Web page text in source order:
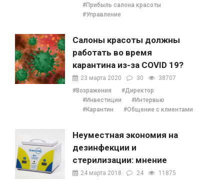
#Прибыль салона красоты
#Управление
Салоны красоты должны
работать во время
карантина из-за COVID 19?
23 марта 2020 30
38707
#Возражения
#Директор
#Инвестиции
#Интервью
#Карантин
#Общение с клиентами
Неуместная экономия на
дезинфекции и
стерилизации: мнение
Наталии Ушецкой
24 марта 2018 24
11875